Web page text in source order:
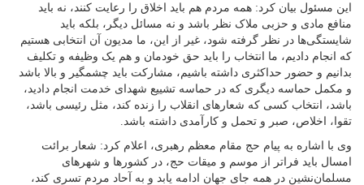
این مسئول بیان کرد: همه مردم هم باید اخلاق را رعایت کنند، نه باید
منافع مادی و حزبی ملاک نظر باشد و نه مسائل دیگر، بلکه باید
شایستگی‌ها در نظر گرفته شود، غیر از این، ما مدیون آن انتخابی هستیم
که انجام دادیم، ما انتخاب را باید حق خودمان و هم یک وظیفه و تکلیف
بدانیم و حضور حداکثری داشته باشیم، مشارکت باید چشمگیر و بالا باشد
و مکمل حماسه دیگری که در حماسه تشییع شهدای خدمت انجام دادید،
باشد، انتخاب کسی که شعارهای انقلاب را زنده کند، مثل رئیسی باشد،
تقوا، اخلاص، صبر و تحمل و کارآمدی داشته باشد.
وی با اشاره به پیام حج مقام معظم رهبری، اعلام کرد: شعار برائت
امسال باید فراتر از موسم و میقات حج، در کشورها و شهرهای
مسلمان‌نشین در همه جای جهان ادامه یابد و به آحاد مردم تسری کند،